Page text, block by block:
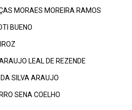
MORAES MOREIRA RAMOS
BUENO
LEAL DE REZENDE
SILVA ARAUJO
SENA COELHO